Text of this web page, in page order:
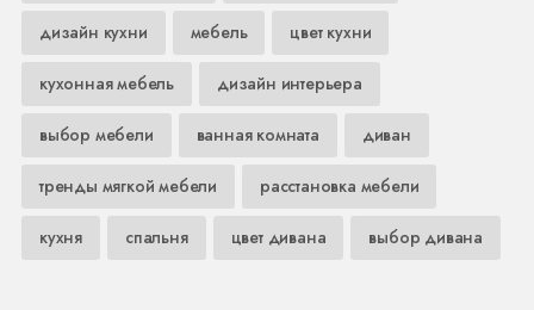
дизайн кухни мебель цвет кухни
кухонная мебель дизайн интерьера
выбор мебели ванная комната диван
тренды мягкой мебели расстановка мебели
кухня спальня цвет дивана выбор дивана